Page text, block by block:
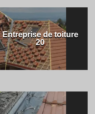
Entreprise de toiture
20